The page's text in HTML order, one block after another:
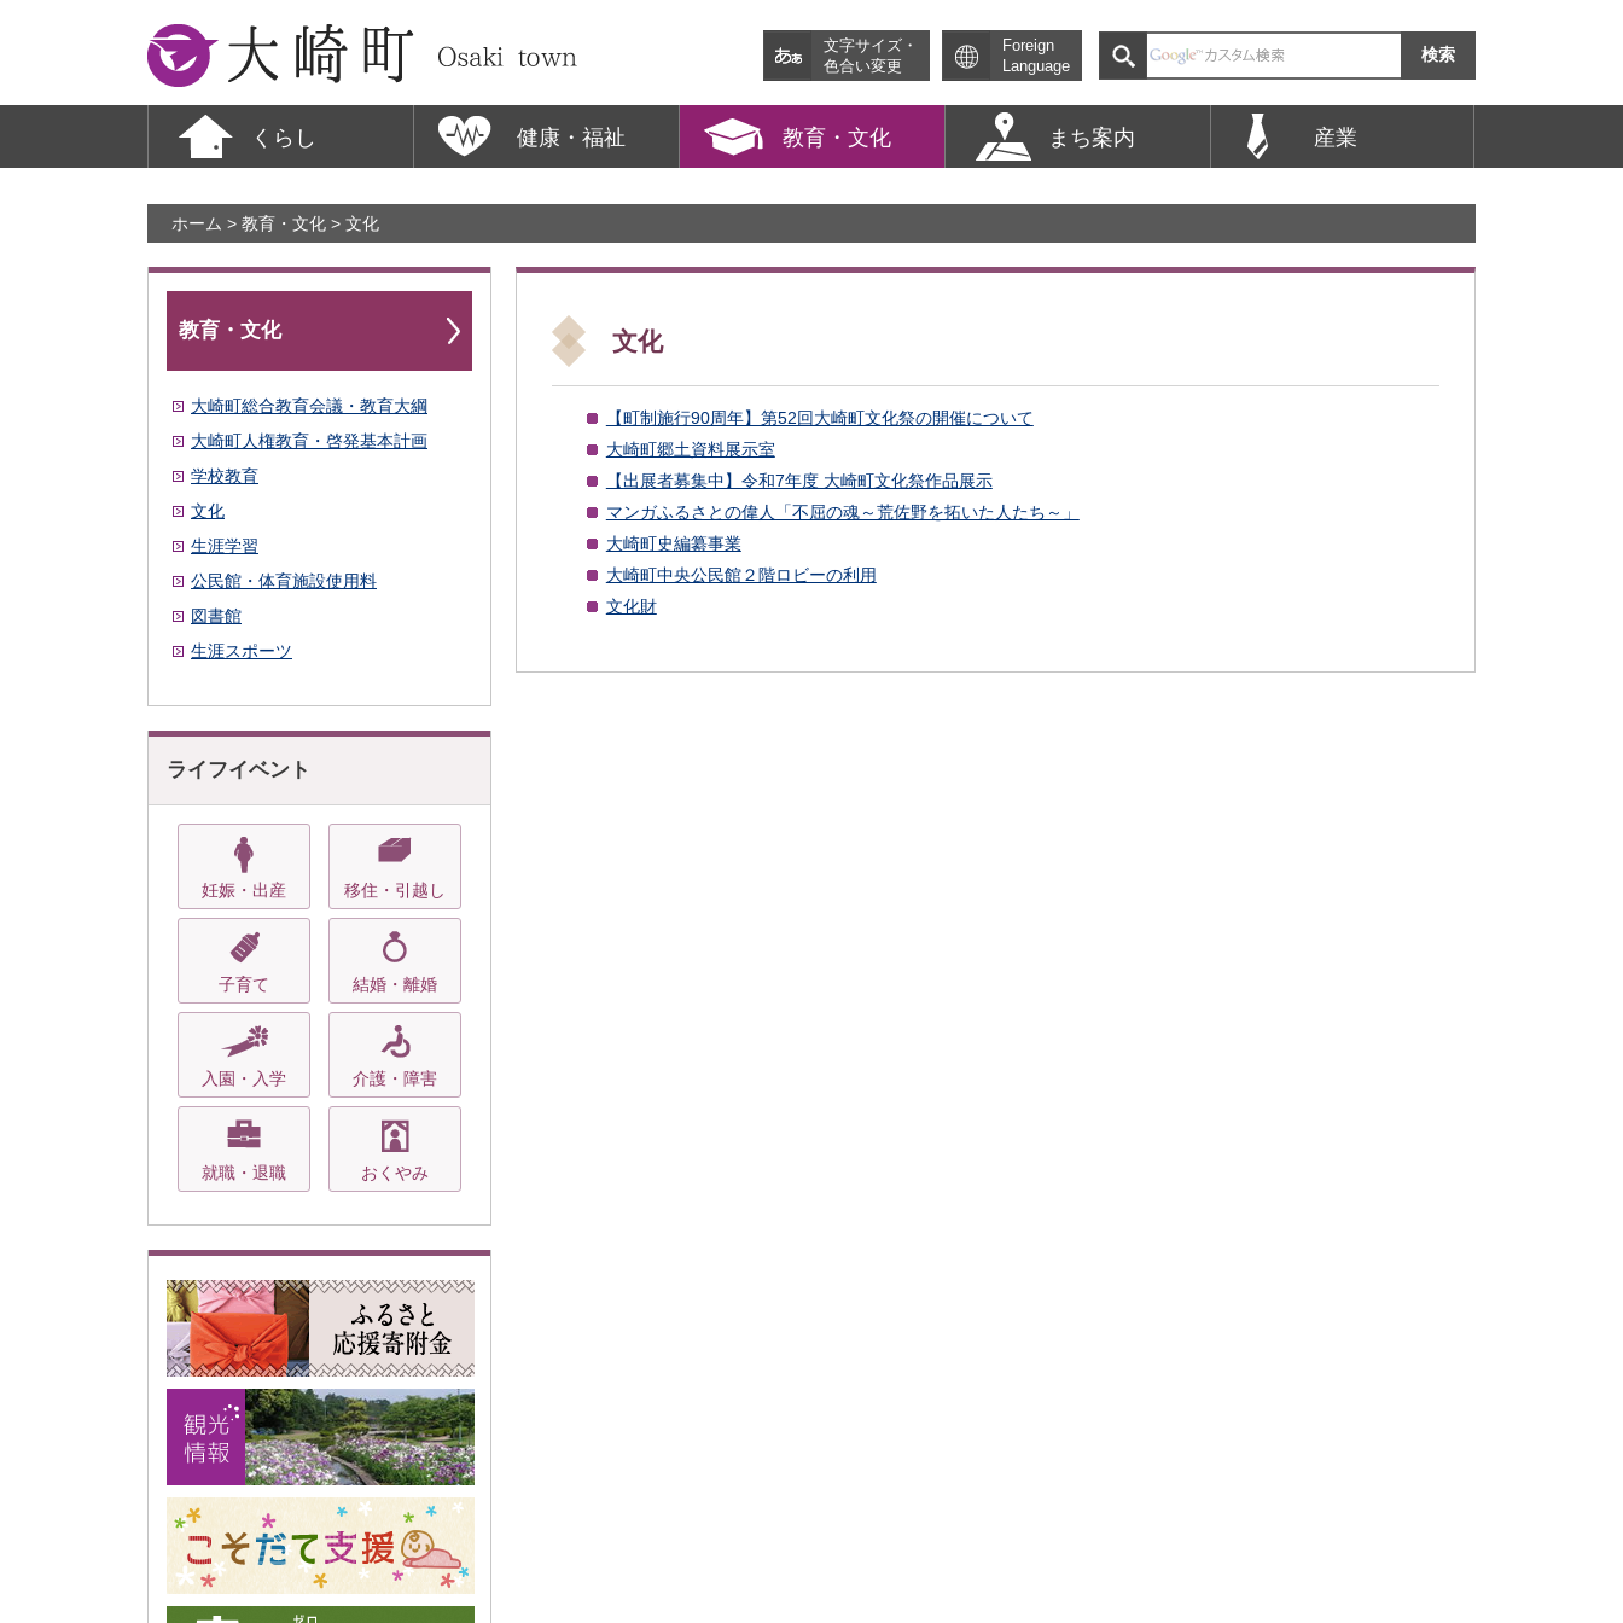
大崎町
文字サイズ・
色合い変更
Foreign
Language
くらし 健康・福祉 教育・文化 まち案内 産業
ホーム > 教育・文化 > 文化
教育・文化
大崎町総合教育会議・教育大綱
大崎町人権教育・啓発基本計画
学校教育
文化
生涯学習
公民館・体育施設使用料
図書館
生涯スポーツ
ライフイベント
妊娠・出産 移住・引越し
子育て 結婚・離婚
入園・入学 介護・障害
就職・退職 おくやみ
文化
【町制施行90周年】第52回大崎町文化祭の開催について
大崎町郷土資料展示室
【出展者募集中】令和7年度 大崎町文化祭作品展示
マンガふるさとの偉人「不屈の魂～荒佐野を拓いた人たち～」
大崎町史編纂事業
大崎町中央公民館２階ロビーの利用
文化財